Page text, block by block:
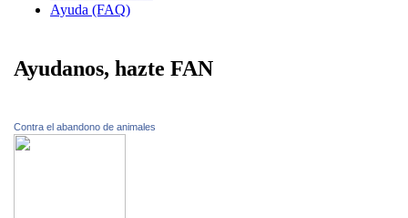
Ayuda (FAQ)
Ayudanos, hazte FAN
Contra el abandono de animales